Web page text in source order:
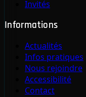
Invités
Informations
Actualités
Infos pratiques
Nous rejoindre
Accessibilité
Contact